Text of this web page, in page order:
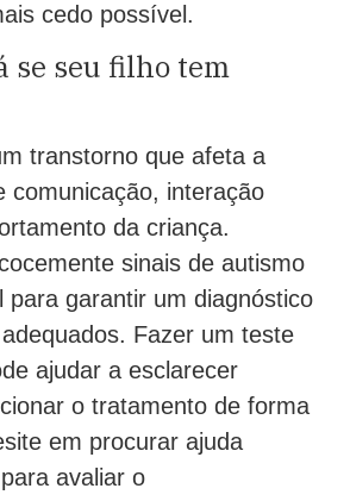
cedo possível.
se seu filho tem
transtorno que afeta a
comunicação, interação
da criança.
sinais de autismo
para garantir um diagnóstico
Fazer um teste
ajudar a esclarecer
o tratamento de forma
em procurar ajuda
avaliar o